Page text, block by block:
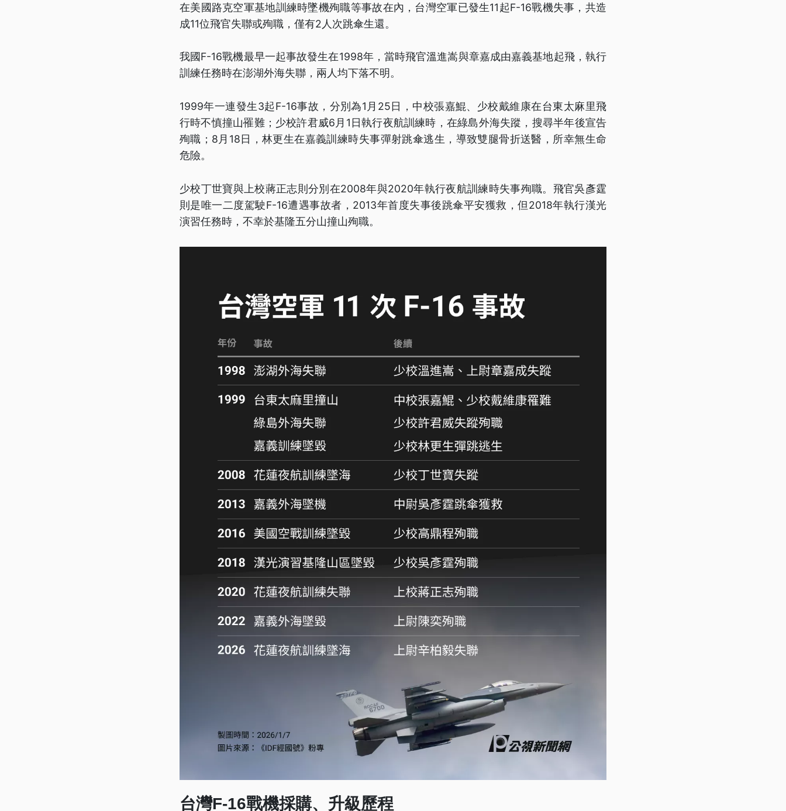
在美國路克空軍基地訓練時墜機殉職等事故在內，台灣空軍已發生11起F-16戰機失事，共造
成11位飛官失聯或殉職，僅有2人次跳傘生還。
我國F-16戰機最早一起事故發生在1998年，當時飛官溫進嵩與章嘉成由嘉義基地起飛，執行
訓練任務時在澎湖外海失聯，兩人均下落不明。
1999年一連發生3起F-16事故，分別為1月25日，中校張嘉鯤、少校戴維康在台東太麻里飛
行時不慎撞山罹難；少校許君威6月1日執行夜航訓練時，在綠島外海失蹤，搜尋半年後宣告
殉職；8月18日，林更生在嘉義訓練時失事彈射跳傘逃生，導致雙腿骨折送醫，所幸無生命
危險。
少校丁世寶與上校蔣正志則分別在2008年與2020年執行夜航訓練時失事殉職。飛官吳彥霆
則是唯一二度駕駛F-16遭遇事故者，2013年首度失事後跳傘平安獲救，但2018年執行漢光
演習任務時，不幸於基隆五分山撞山殉職。
台灣F-16戰機採購、升級歷程